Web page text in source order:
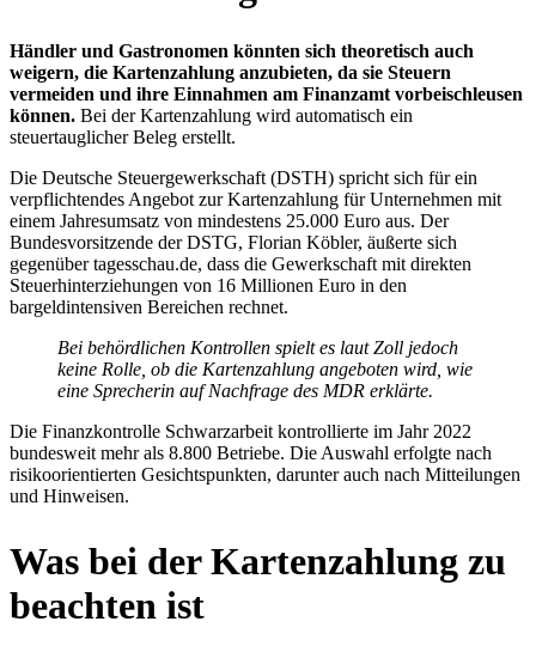
Händler und Gastronomen könnten sich theoretisch auch
weigern, die Kartenzahlung anzubieten, da sie Steuern
vermeiden und ihre Einnahmen am Finanzamt vorbeischleusen
können. Bei der Kartenzahlung wird automatisch ein
steuertauglicher Beleg erstellt.
Die Deutsche Steuergewerkschaft (DSTH) spricht sich für ein
verpflichtendes Angebot zur Kartenzahlung für Unternehmen mit
einem Jahresumsatz von mindestens 25.000 Euro aus. Der
Bundesvorsitzende der DSTG, Florian Köbler, äußerte sich
gegenüber tagesschau.de, dass die Gewerkschaft mit direkten
Steuerhinterziehungen von 16 Millionen Euro in den
bargeldintensiven Bereichen rechnet.
Bei behördlichen Kontrollen spielt es laut Zoll jedoch
keine Rolle, ob die Kartenzahlung angeboten wird, wie
eine Sprecherin auf Nachfrage des MDR erklärte.
Die Finanzkontrolle Schwarzarbeit kontrollierte im Jahr 2022
bundesweit mehr als 8.800 Betriebe. Die Auswahl erfolgte nach
risikoorientierten Gesichtspunkten, darunter auch nach Mitteilungen
und Hinweisen.
Was bei der Kartenzahlung zu
beachten ist